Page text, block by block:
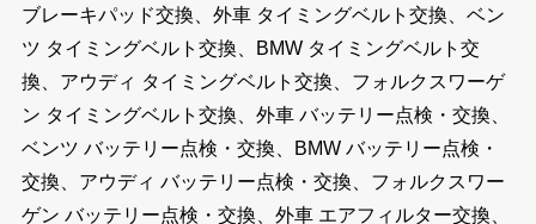
ブレーキパッド交換、外車 タイミングベルト交換、ベン
ツ タイミングベルト交換、BMW タイミングベルト交
換、アウディ タイミングベルト交換、フォルクスワーゲ
ン タイミングベルト交換、外車 バッテリー点検・交換、
ベンツ バッテリー点検・交換、BMW バッテリー点検・
交換、アウディ バッテリー点検・交換、フォルクスワー
ゲン バッテリー点検・交換、外車 エアフィルター交換、